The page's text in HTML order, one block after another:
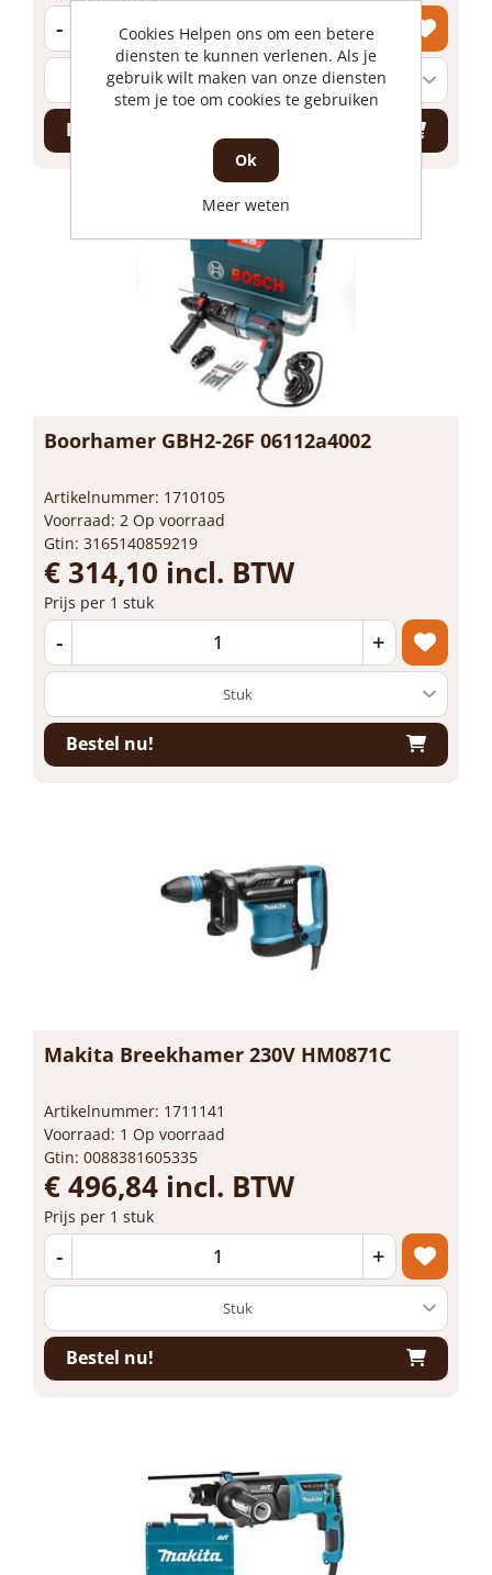
- +
Bestel nu!
Boorhamer GBH2-26F 06112a4002
Artikelnummer: 1710105
Voorraad: 2 Op voorraad
Gtin: 3165140859219
€ 314,10 incl. BTW
Prijs per 1 stuk
- +
Bestel nu!
Makita Breekhamer 230V HM0871C
Artikelnummer: 1711141
Voorraad: 1 Op voorraad
Gtin: 0088381605335
€ 496,84 incl. BTW
Prijs per 1 stuk
- +
Bestel nu!
Cookies Helpen ons om een betere
diensten te kunnen verlenen. Als je
gebruik wilt maken van onze diensten
stem je toe om cookies te gebruiken
Ok
Meer weten